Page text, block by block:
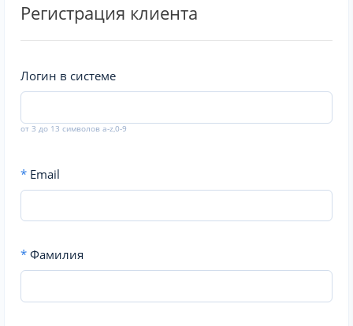
Регистрация клиента
Логин в системе
от 3 до 13 символов a-z,0-9
* Email
* Фамилия